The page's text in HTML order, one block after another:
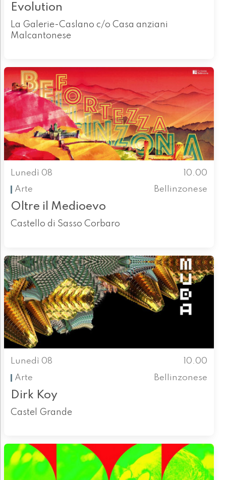
Evolution
La Galerie-Caslano c/o Casa anziani
Malcantonese
Lunedì 08
10.00
Arte
Bellinzonese
Oltre il Medioevo
Castello di Sasso Corbaro
Lunedì 08
10.00
Arte
Bellinzonese
Dirk Koy
Castel Grande